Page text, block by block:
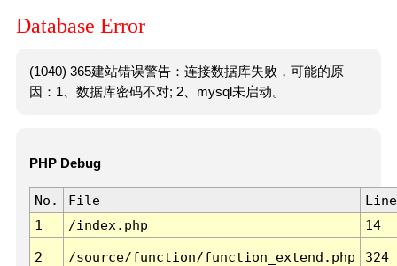
Database Error
(1040) 365建站错误警告：连接数据库失败，可能的原
因：1、数据库密码不对; 2、mysql未启动。
PHP Debug
No. File
Line
1
/index.php 14
2 /source/function/function_extend.php 324